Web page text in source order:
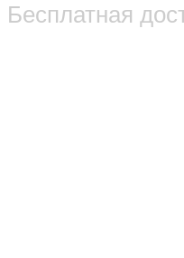
Бесплатная